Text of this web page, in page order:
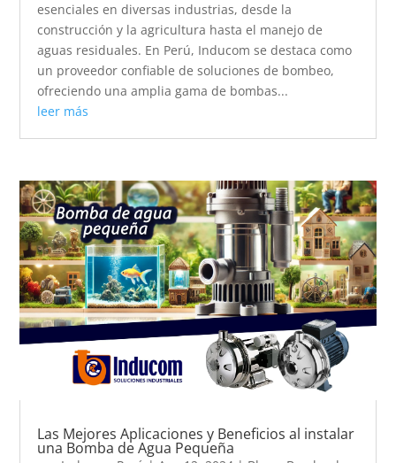
esenciales en diversas industrias, desde la
construcción y la agricultura hasta el manejo de
aguas residuales. En Perú, Inducom se destaca como
un proveedor confiable de soluciones de bombeo,
ofreciendo una amplia gama de bombas...
leer más
Las Mejores Aplicaciones y Beneficios al instalar
una Bomba de Agua Pequeña